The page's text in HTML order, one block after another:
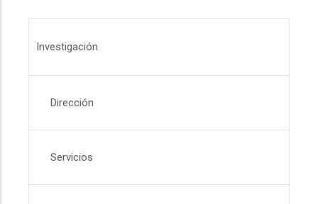
Investigación
Dirección
Servicios